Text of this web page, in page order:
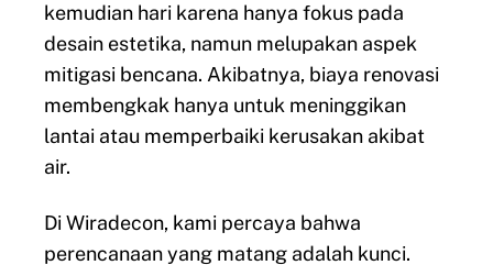
kemudian hari karena hanya fokus pada
desain estetika, namun melupakan aspek
mitigasi bencana. Akibatnya, biaya renovasi
membengkak hanya untuk meninggikan
lantai atau memperbaiki kerusakan akibat
air.
Di Wiradecon, kami percaya bahwa
perencanaan yang matang adalah kunci.